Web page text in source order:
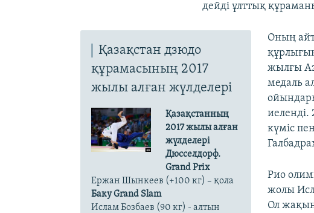
дейді ұлттық
Қазақстан дзюдо
құрамасының 2017
жылы алған жүлделері
Қазақстанның
2017 жылы алған
жүлделері
Дюсселдорф.
Grand Prix
Ержан Шынкеев (+100 кг) – қола​
Баку Grand Slam
Ислам Бозбаев (90 кг) - алтын​
Оның
жылғы
медаль
күміс
Рио
жолы
Ол